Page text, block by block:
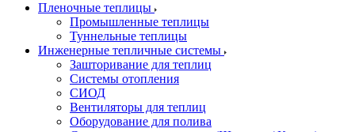
Пленочные теплицы
Промышленные теплицы
Туннельные теплицы
Инженерные тепличные системы
Зашторивание для теплиц
Системы отопления
СИОД
Вентиляторы для теплиц
Оборудование для полива